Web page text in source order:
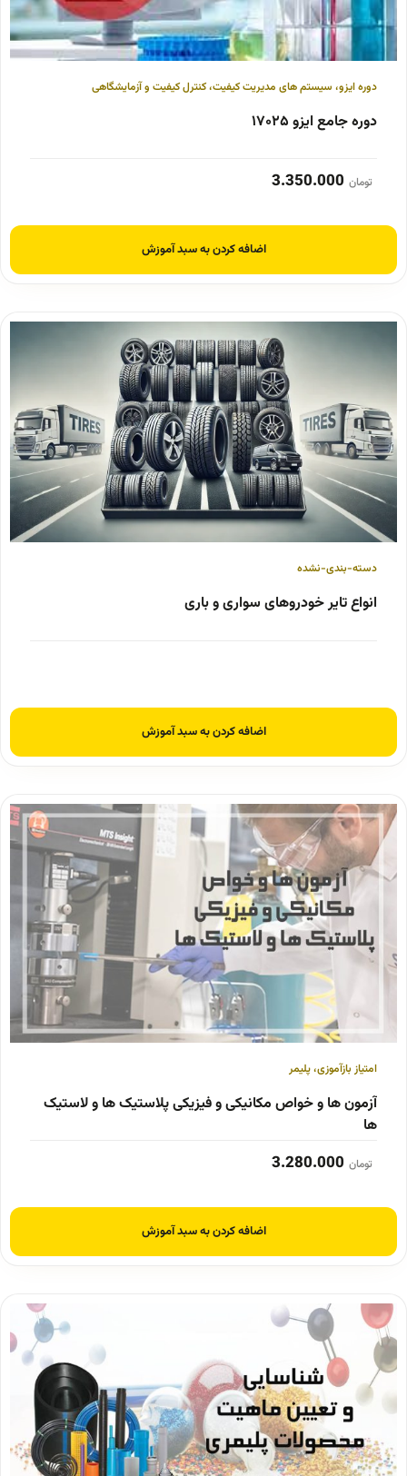
دوره ایزو، سیستم های مدیریت کیفیت،کنترل کیفیت و آزمایشگاهی
دوره جامع ایزو ۱۷۰۲۵
تومان 3.350.000
اضافه کردن به سبد آموزش
دسته-بندی-نشده
انواع تایر خودروهای سواری و باری
اضافه کردن به سبد آموزش
امتیاز بازآموزی،پلیمر
آزمون ها و خواص مکانیکی و فیزیکی پلاستیک ها و لاستیک
ها
تومان 3.280.000
اضافه کردن به سبد آموزش